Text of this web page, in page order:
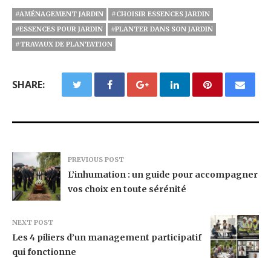
#AMÉNAGEMENT JARDIN
#CHOISIR ESSENCES JARDIN
#ESSENCES POUR JARDIN
#PLANTER DANS SON JARDIN
#TRAVAUX DE PLANTATION
SHARE:
PREVIOUS POST
L’inhumation : un guide pour accompagner
vos choix en toute sérénité
NEXT POST
Les 4 piliers d’un management participatif
qui fonctionne